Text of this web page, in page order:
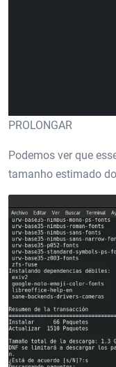
PROLONGAR
Podemos ver que
tamanho estimado